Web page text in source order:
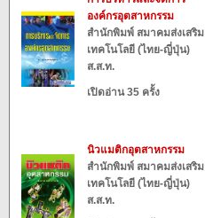
องค์กรอุตสาหกรรม
สำนักพิมพ์ สมาคมส่งเสริม
เทคโนโลยี (ไทย-ญี่ปุ่น)
ส.ส.ท.
เปิดอ่าน 35 ครั้ง
นิวแมติกอุตสาหกรรม
สำนักพิมพ์ สมาคมส่งเสริม
เทคโนโลยี (ไทย-ญี่ปุ่น)
ส.ส.ท.